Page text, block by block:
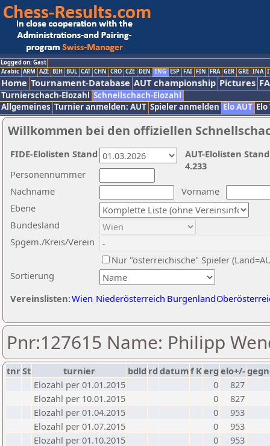
Logged on: Gast
Arabic ARM AZE BIH BUL CAT CHN CRO CZE DEN ENG ESP FAI FIN FRA GER GRE INA
Home Tournament-Database AUT championship Pictures
Turnierschach-Elozahl Schnellschach-Elozahl
Allgemeines Turnier anmelden: AUT Spieler anmelden Elo AUT
Willkommen bei den offiziellen
Nachname
Vorname
Ebene
Sortierung
Personennummer
Bundesland
Spgem./Kreis/Verein
Nur "österreichische" Spieler
Vereinslisten:Wien Niederösterreich Burgenland
AUT-Elolisten
4.233
FIDE-Elolisten Stand
Pnr:127615 Name: Philipp
tnrSt turnier bdld rd datumf Kerg elo+/-
Elozahl per 01.01.2015
0
827
Elozahl per 10.01.2015
0
827
Elozahl per 01.04.2015
0
953
Elozahl per 01.07.2015
0
953
Elozahl per 01.10.2015
0
953